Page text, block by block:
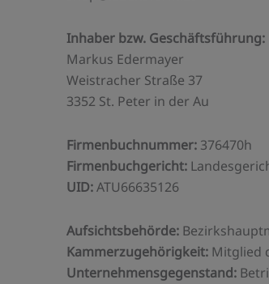
Inhaber bzw. Geschäftsführung:
Markus Edermayer
Weistracher Straße 37
3352 St. Peter in der Au
Firmenbuchnummer: 376470h
Firmenbuchgericht:
UID:ATU66635126
Aufsichtsbehörde:
Kammerzugehörigkeit: Mitglied
Unternehmensgegenstand: